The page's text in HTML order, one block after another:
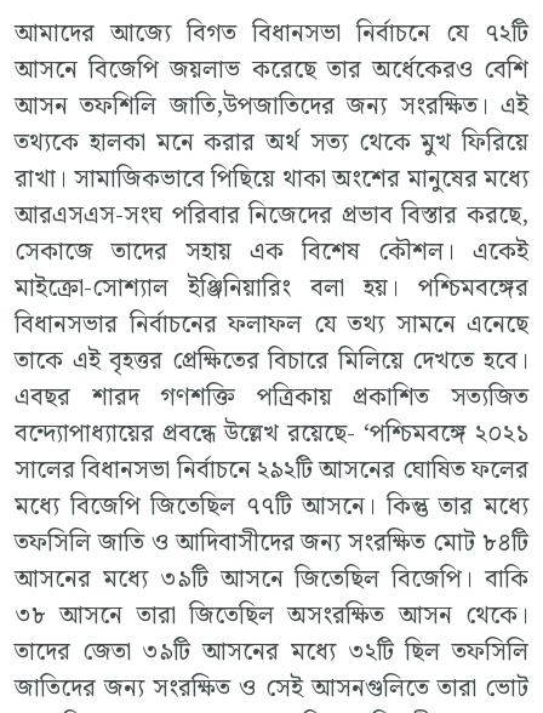
আমাদের আজ্যে বিগত বিধানসভা নির্বাচনে যে ৭২টি
আসনে বিজেপি জয়লাভ করেছে তার অর্ধেকেরও বেশি
আসন তফশিলি জাতি,উপজাতিদের জন্য সংরক্ষিত। এই
তথ্যকে হালকা মনে করার অর্থ সত্য থেকে মুখ ফিরিয়ে
রাখা। সামাজিকভাবে পিছিয়ে থাকা অংশের মানুষের মধ্যে
আরএসএস-সংঘ পরিবার নিজেদের প্রভাব বিস্তার করছে,
সেকাজে তাদের সহায় এক বিশেষ কৌশল। একেই
মাইক্রো-সোশ্যাল ইঞ্জিনিয়ারিং বলা হয়। পশ্চিমবঙ্গের
বিধানসভার নির্বাচনের ফলাফল যে তথ্য সামনে এনেছে
তাকে এই বৃহত্তর প্রেক্ষিতের বিচারে মিলিয়ে দেখতে হবে।
এবছর শারদ গণশক্তি পত্রিকায় প্রকাশিত সত্যজিত
বন্দ্যোপাধ্যায়ের প্রবন্ধে উল্লেখ রয়েছে- ‘পশ্চিমবঙ্গে ২০২১
সালের বিধানসভা নির্বাচনে ২৯২টি আসনের ঘোষিত ফলের
মধ্যে বিজেপি জিতেছিল ৭৭টি আসনে। কিন্তু তার মধ্যে
তফসিলি জাতি ও আদিবাসীদের জন্য সংরক্ষিত মোট ৮৪টি
আসনের মধ্যে ৩৯টি আসনে জিতেছিল বিজেপি। বাকি
৩৮ আসনে তারা জিতেছিল অসংরক্ষিত আসন থেকে।
তাদের জেতা ৩৯টি আসনের মধ্যে ৩২টি ছিল তফসিলি
জাতিদের জন্য সংরক্ষিত ও সেই আসনগুলিতে তারা ভোট